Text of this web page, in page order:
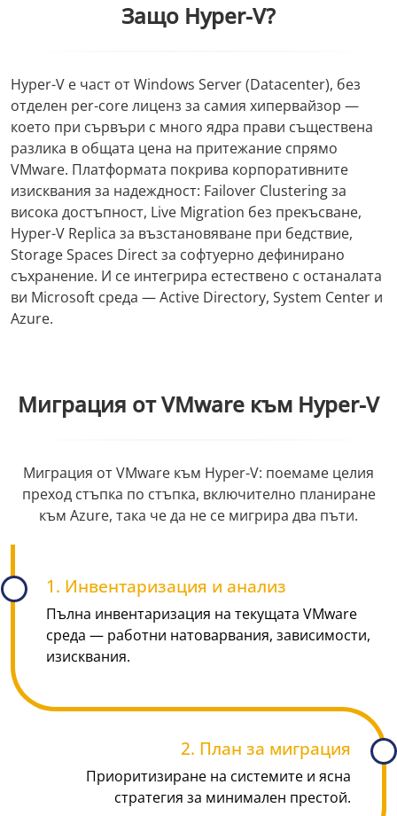
Защо Hyper-V?
Hyper-V е част от Windows Server (Datacenter), без
отделен per-core лиценз за самия хипервайзор —
което при сървъри с много ядра прави съществена
разлика в общата цена на притежание спрямо
VMware. Платформата покрива корпоративните
изисквания за надеждност: Failover Clustering за
висока достъпност, Live Migration без прекъсване,
Hyper-V Replica за възстановяване при бедствие,
Storage Spaces Direct за софтуерно дефинирано
съхранение. И се интегрира естествено с останалата
ви Microsoft среда — Active Directory, System Center и
Azure.
Миграция от VMware към Hyper-V
Миграция от VMware към Hyper-V: поемаме целия
преход стъпка по стъпка, включително планиране
към Azure, така че да не се мигрира два пъти.
1. Инвентаризация и анализ
Пълна инвентаризация на текущата VMware
среда — работни натоварвания, зависимости,
изисквания.
2. План за миграция
Приоритизиране на системите и ясна
стратегия за минимален престой.